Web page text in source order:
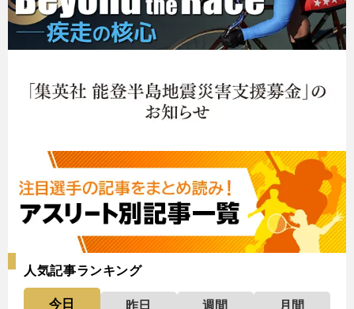
人気記事ランキング
今日 昨日 週間
月間